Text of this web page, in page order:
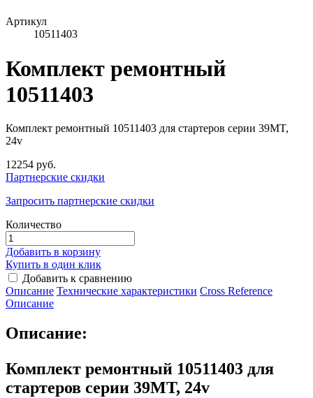
Артикул
10511403
Комплект ремонтный
10511403
Комплект ремонтный 10511403 для стартеров серии 39MT,
24v
12254 руб.
Партнерские скидки
Запросить партнерские скидки
Количество
Добавить в корзину
Купить в один клик
Добавить к сравнению
Описание Технические характеристики Сross Reference
Описание
Описание:
Комплект ремонтный 10511403 для
стартеров серии 39MT, 24v